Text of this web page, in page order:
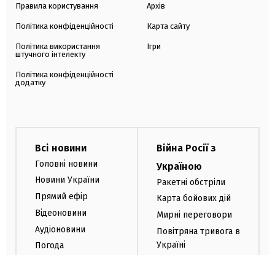
Правила користування
Політика конфіденційності
Політика використання
штучного інтелекту
Політика конфіденційності
додатку
Архів
Карта сайту
Ігри
Всі новини
Головні новини
Новини України
Прямий ефір
Відеоновини
Аудіоновини
Погода
Війна Росії з
Україною
Ракетні обстріли
Карта бойових дій
Мирні переговори
Повітряна тривога в
Україні